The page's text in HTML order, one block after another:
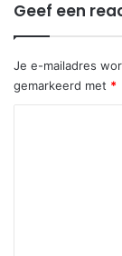
Geef een
Je e-mailadres
gemarkeerd met *